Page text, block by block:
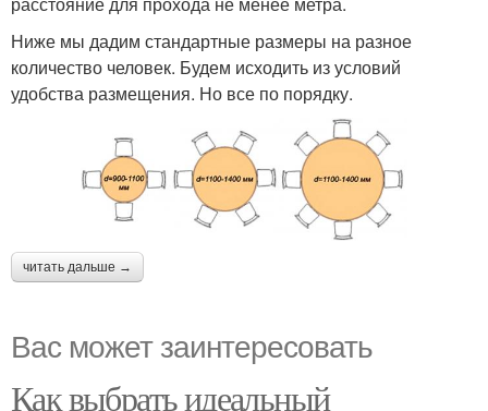
Ниже мы дадим стандартные размеры на разное
количество человек. Будем исходить из условий
удобства размещения. Но все по порядку.
читать дальше →
Вас может заинтересовать
Как выбрать идеальный